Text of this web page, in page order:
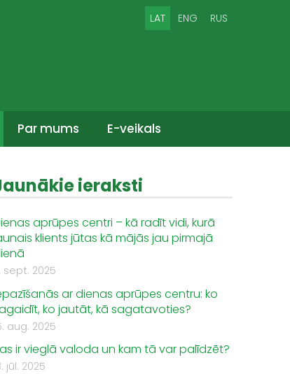
LAT ENG RUS
Par mums E-veikals
ieraksti
aprūpes centri – kā radīt vidi, kurā
klients jūtas kā mājās jau pirmajā
sept. 2025
ar dienas aprūpes centru: ko
ko jautāt, kā sagatavoties?
aug. 2025
ir vieglā valoda un kam tā var palīdzēt?
jūl. 2025